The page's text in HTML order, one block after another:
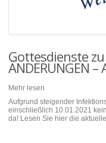
Gottesdienste
ÄNDERUNGEN –
Mehr lesen
Aufgrund steigender
einschließlich 10.01.2021
da! Lesen Sie hier die